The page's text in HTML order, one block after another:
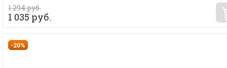
1 294 руб.
1 035 руб.
-20%